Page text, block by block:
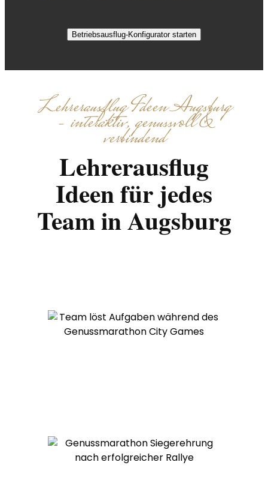
Betriebsausflug-Konfigurator starten
Lehrerausflug Ideen Augsburg
– interaktiv, genussvoll &
verbindend
Lehrerausflug
Ideen für jedes
Team in Augsburg